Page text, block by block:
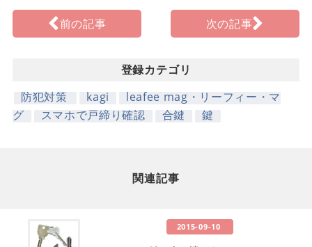
前の記事 次の記事
登録カテゴリ
防犯対策
kagi
leafee mag・リーフィー・マ
グ
スマホで戸締り確認 合鍵 鍵
関連記事
2015-09-10